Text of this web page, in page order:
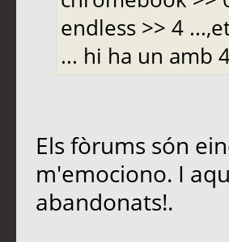
endless >> 4
... hi ha un amb
Els fòrums són
m'emociono. I
abandonats!.